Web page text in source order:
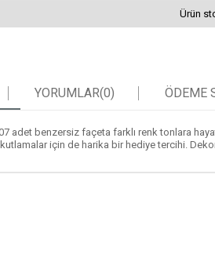
Ürün
YORUMLAR(0) ÖDEME
adet benzersiz façeta farklı renk tonlara
için de harika bir hediye tercihi.